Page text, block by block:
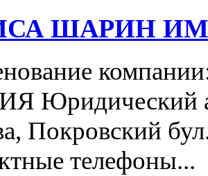
ШАРИН
Юридический
Покровский
телефоны...